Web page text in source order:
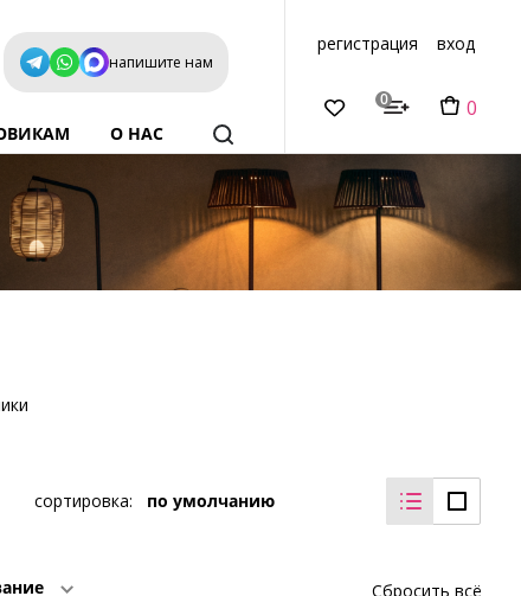
напишите нам
О НАС
регистрация вход
0 0
сортировка: по умолчанию
Сбросить всё